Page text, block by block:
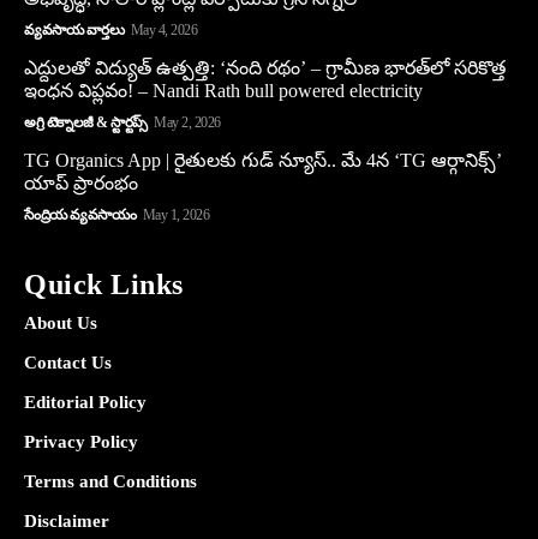
వ్యవసాయ వార్తలు May 4, 2026
ఎద్దులతో విద్యుత్ ఉత్పత్తి: ‘నంది రథం’ – గ్రామీణ భారత్‌లో సరికొత్త
ఇంధన విప్లవం! – Nandi Rath bull powered electricity
అగ్రి టెక్నాలజీ & స్టార్టప్స్ May 2, 2026
TG Organics App | రైతులకు గుడ్ న్యూస్.. మే 4న ‘TG ఆర్గానిక్స్’
యాప్ ప్రారంభం
సేంద్రియ వ్యవసాయం May 1, 2026
Quick Links
About Us
Contact Us
Editorial Policy
Privacy Policy
Terms and Conditions
Disclaimer